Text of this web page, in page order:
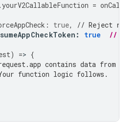
.yourV2CallableFunction = onCall
: true,
// Reject
: true
//
) => {
contains data from App
function logic follows.